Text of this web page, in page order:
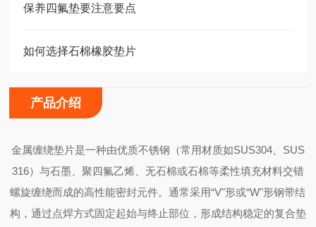
保养四氟垫要注意要点
如何选择石棉橡胶垫片
产品介绍
金属缠绕垫片是一种由优质不锈钢（常用材质如SUS304、SUS
316）与石墨、聚四氟乙烯、无石棉或石棉等柔性填充材料交错
螺旋缠绕而成的高性能密封元件。通常采用“V"形或“W"形钢带结
构，通过点焊方式固定起始与终止部位，形成结构稳定的复合垫